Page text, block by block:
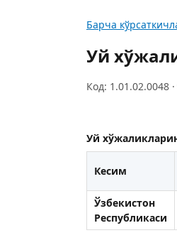
Барча
Уй
Код: 1.01.02.0048
Уй
Кесим
Ўзбекистон
Республикаси